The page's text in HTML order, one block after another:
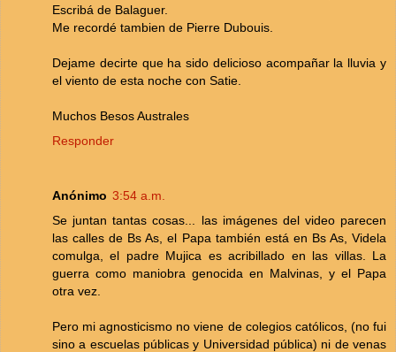
Escribá de Balaguer.
Me recordé tambien de Pierre Dubouis.
Dejame decirte que ha sido delicioso acompañar la lluvia y
el viento de esta noche con Satie.
Muchos Besos Australes
Responder
Anónimo 3:54 a.m.
Se juntan tantas cosas... las imágenes del video parecen
las calles de Bs As, el Papa también está en Bs As, Videla
comulga, el padre Mujica es acribillado en las villas. La
guerra como maniobra genocida en Malvinas, y el Papa
otra vez.
Pero mi agnosticismo no viene de colegios católicos, (no fui
sino a escuelas públicas y Universidad pública) ni de venas